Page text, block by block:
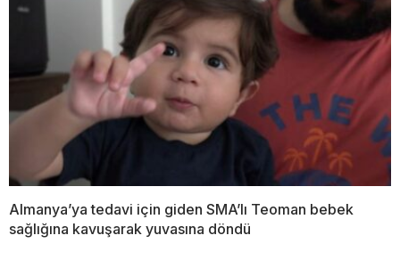
Almanya’ya tedavi için giden SMA’lı Teoman bebek
sağlığına kavuşarak yuvasına döndü